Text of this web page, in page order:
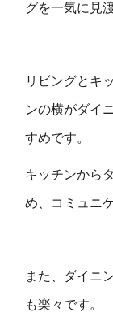
グを一気に見
リビングとキ
ンの横がダイ
すめです。
キッチンから
め、コミュニ
また、ダイニ
も楽々です。